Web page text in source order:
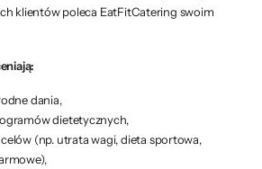
klientów poleca EatFitCatering swoim
dania,
dietetycznych,
(np. utrata wagi, dieta sportowa,